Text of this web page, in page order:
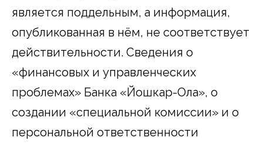
является поддельным, а информация,
опубликованная в нём, не соответствует
действительности. Сведения о
«финансовых и управленческих
проблемах» Банка «Йошкар-Ола», о
создании «специальной комиссии» и о
персональной ответственности